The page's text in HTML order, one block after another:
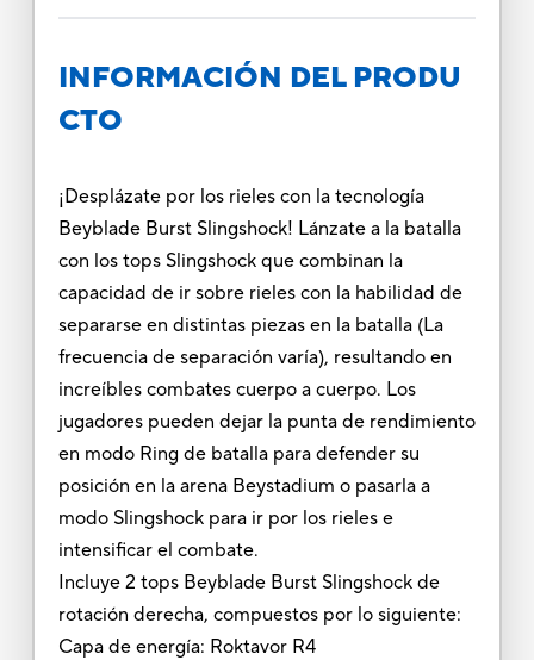
INFORMACIÓN DEL PRODU
CTO
¡Desplázate por los rieles con la tecnología
Beyblade Burst Slingshock! Lánzate a la batalla
con los tops Slingshock que combinan la
capacidad de ir sobre rieles con la habilidad de
separarse en distintas piezas en la batalla (La
frecuencia de separación varía), resultando en
increíbles combates cuerpo a cuerpo. Los
jugadores pueden dejar la punta de rendimiento
en modo Ring de batalla para defender su
posición en la arena Beystadium o pasarla a
modo Slingshock para ir por los rieles e
intensificar el combate.
Incluye 2 tops Beyblade Burst Slingshock de
rotación derecha, compuestos por lo siguiente:
Capa de energía: Roktavor R4